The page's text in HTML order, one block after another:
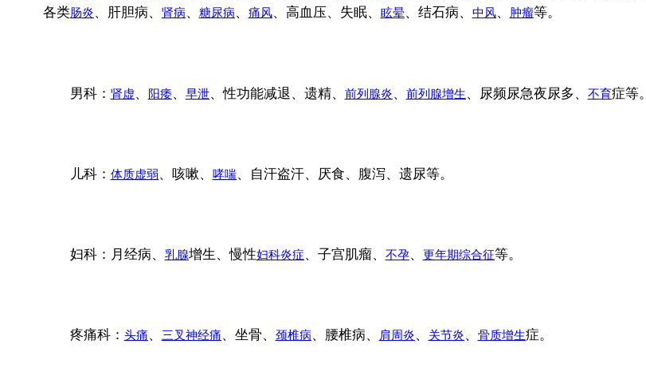
各类肠炎、肝胆病、 肾病、 糖尿病、 痛风、高血压、失眠、 眩晕、结石病、 中风、 肿瘤等。
男科： 肾虚、 阳痿、 早泄、性功能减退、遗精、 前列腺炎、 前列腺增生、尿频尿急夜尿多、 不育症等。
儿科： 体质虚弱、咳嗽、 哮喘、自汗盗汗、厌食、腹泻、遗尿等。
妇科：月经病、 乳腺增生、慢性妇科炎症、子宫肌瘤、 不孕、 更年期综合征等。
疼痛科： 头痛、 三叉神经痛、坐骨、 颈椎病、腰椎病、 肩周炎、 关节炎、 骨质增生症。